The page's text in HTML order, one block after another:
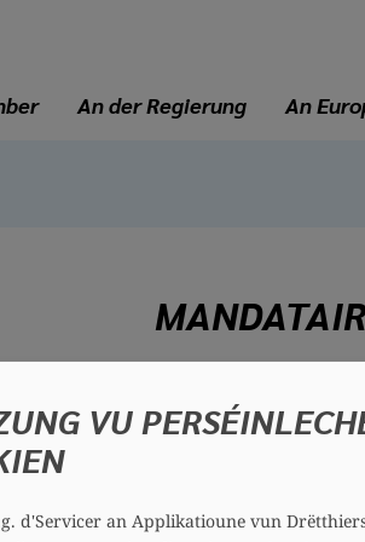
An der Regierung An
Johny
VU
d'Servicer an Applikatioune vun